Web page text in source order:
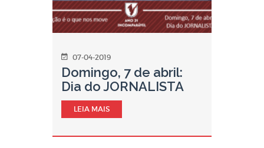
07-04-2019
Domingo, 7 de abril:
Dia do JORNALISTA
LEIA MAIS